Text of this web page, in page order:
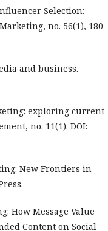
Selection:
no. 56(1), 180–
and business.
exploring current
no. 11(1). DOI:
New Frontiers in
How Message Value
Content on Social